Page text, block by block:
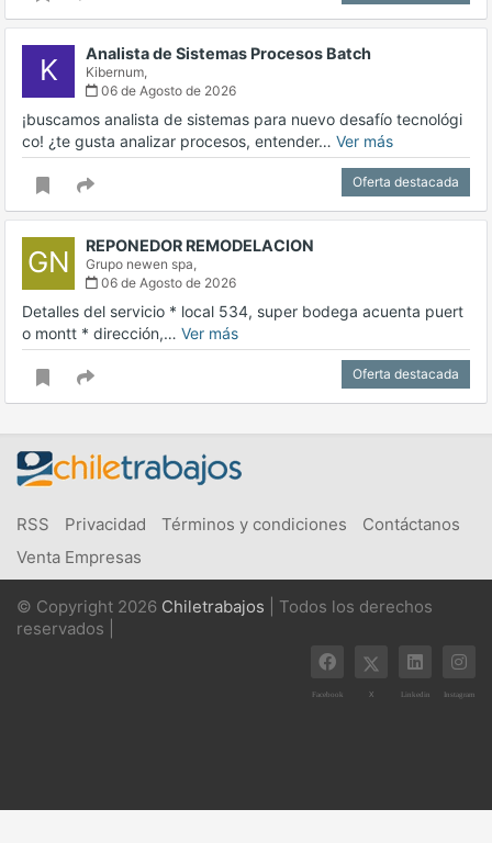
K Analista de Sistemas Procesos Batch
Kibernum,
06 de Agosto de 2026
¡buscamos analista de sistemas para nuevo desafío tecnológi
co! ¿te gusta analizar procesos, entender… Ver más
Oferta destacada
GN REPONEDOR REMODELACION
Grupo newen spa,
06 de Agosto de 2026
Detalles del servicio * local 534, super bodega acuenta puert
o montt * dirección,… Ver más
Oferta destacada
RSS Privacidad Términos y condiciones
Contáctanos
Venta Empresas
© Copyright 2026 Chiletrabajos | Todos los derechos
reservados |
Facebook X Linkedin Instagram